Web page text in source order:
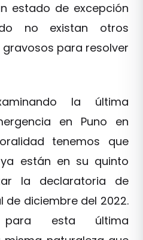
estado de excepción
no existan otros
para resolver
la última
en Puno en
tenemos que
están en su quinto
la declaratoria de
de diciembre del 2022.
para esta última